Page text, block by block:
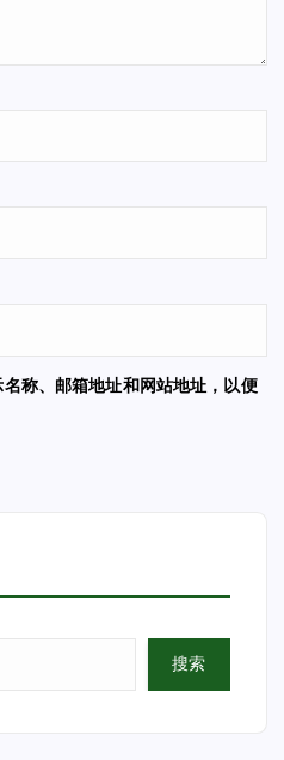
称、邮箱地址和网站地址，以便
搜索